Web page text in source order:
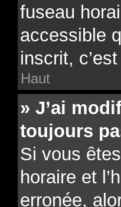
fuseau
accessible
inscrit,
Haut
» J’ai
toujours
Si vous
horaire et
erronée,